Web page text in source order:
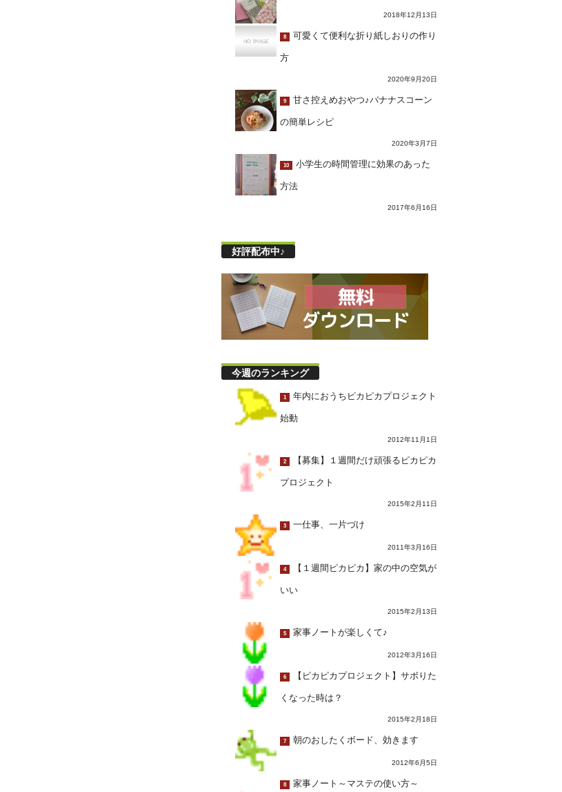
2018年12月13日
8 可愛くて便利な折り紙しおりの作り
方
2020年9月20日
9 甘さ控えめおやつ♪バナナスコーン
の簡単レシピ
2020年3月7日
10 小学生の時間管理に効果のあった
方法
2017年6月16日
好評配布中♪
今週のランキング
1 年内におうちピカピカプロジェクト
始動
2012年11月1日
2 【募集】１週間だけ頑張るピカピカ
プロジェクト
2015年2月11日
3 一仕事、一片づけ
2011年3月16日
4 【１週間ピカピカ】家の中の空気が
いい
2015年2月13日
5 家事ノートが楽しくて♪
2012年3月16日
6 【ピカピカプロジェクト】サボりた
くなった時は？
2015年2月18日
7 朝のおしたくボード、効きます
2012年6月5日
8 家事ノート～マステの使い方～